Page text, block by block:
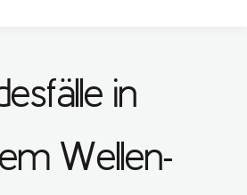
in
Wellen-